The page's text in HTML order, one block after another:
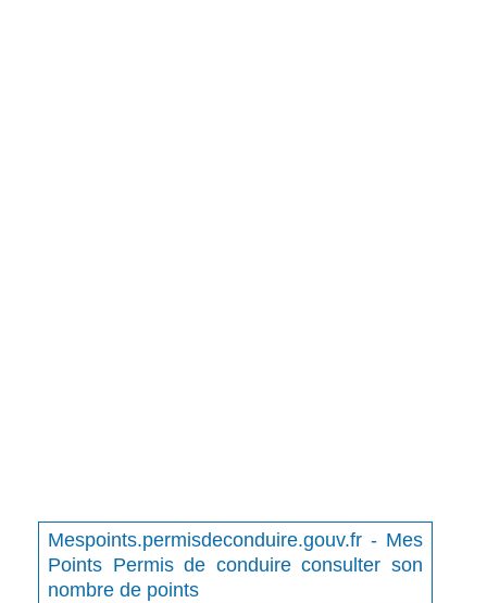
Mespoints.permisdeconduire.gouv.fr - Mes
Points Permis de conduire consulter son
nombre de points